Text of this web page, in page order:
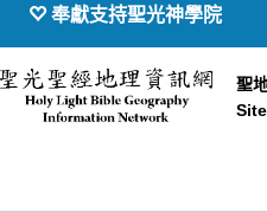
奉獻支持聖光神學院
聖